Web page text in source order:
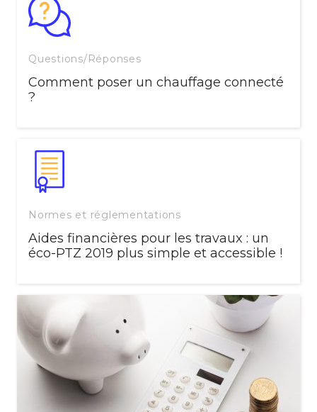
Questions/Réponses
Comment poser un chauffage connecté
?
Normes et réglementations
Aides financières pour les travaux : un
éco-PTZ 2019 plus simple et accessible !